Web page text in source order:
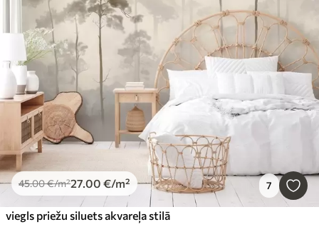
45.00€/m²27.00 €/m² 7
viegls priežu siluets akvareļa stilā